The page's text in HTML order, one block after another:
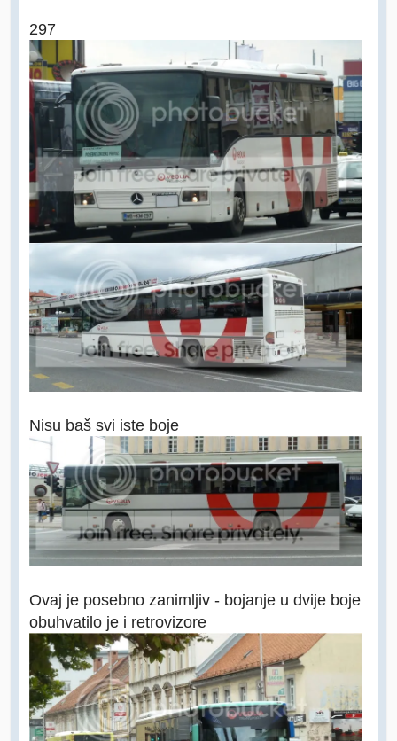
297
Nisu baš svi iste boje
Ovaj je posebno zanimljiv - bojanje u dvije boje
obuhvatilo je i retrovizore